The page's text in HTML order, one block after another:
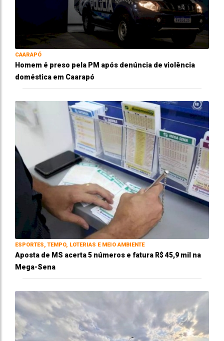
CAARAPÓ
Homem é preso pela PM após denúncia de violência
doméstica em Caarapó
ESPORTES, TEMPO, LOTERIAS E MEIO AMBIENTE
Aposta de MS acerta 5 números e fatura R$ 45,9 mil na
Mega-Sena